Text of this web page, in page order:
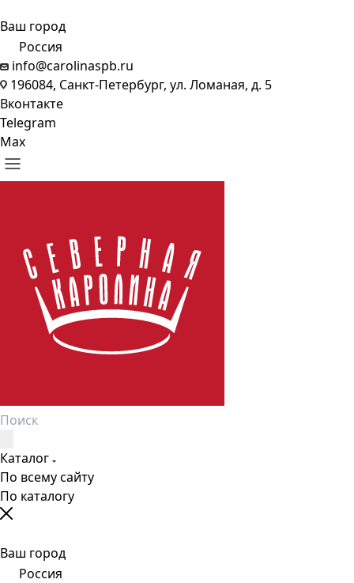
Ваш город
Россия
info@carolinaspb.ru
196084, Санкт-Петербург, ул. Ломаная, д. 5
Вконтакте
Telegram
Max
Каталог
По всему сайту
По каталогу
Ваш город
Россия